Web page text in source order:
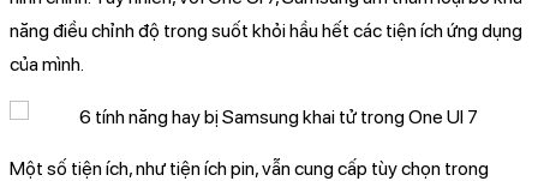
năng điều chỉnh độ trong suốt khỏi hầu hết các tiện ích ứng dụng
của mình.
Một số tiện ích, như tiện ích pin, vẫn cung cấp tùy chọn trong